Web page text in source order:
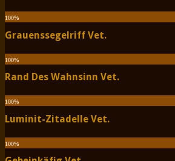
100%
Grauenssegelriff Vet.
100%
Rand Des Wahnsinn Vet.
100%
Luminit-Zitadelle Vet.
100%